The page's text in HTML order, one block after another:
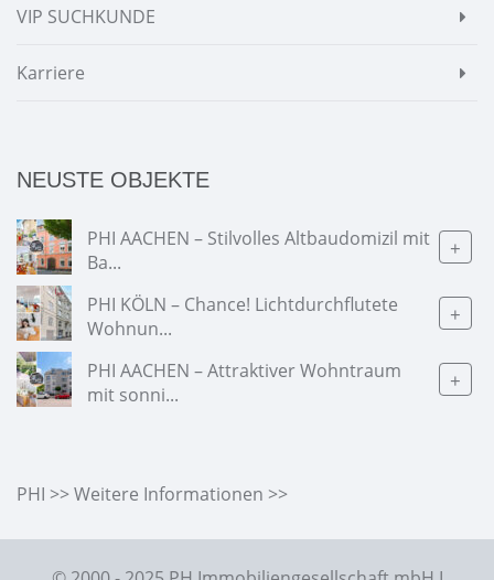
VIP SUCHKUNDE
Karriere
NEUSTE OBJEKTE
PHI AACHEN – Stilvolles Altbaudomizil mit
Ba...
+
PHI KÖLN – Chance! Lichtdurchflutete
Wohnun...
+
PHI AACHEN – Attraktiver Wohntraum
mit sonni...
+
PHI >> Weitere Informationen >>